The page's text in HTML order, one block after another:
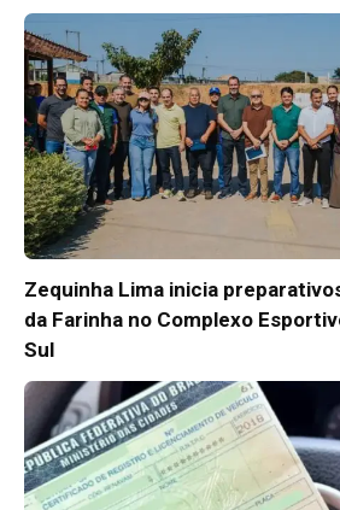
Zequinha Lima inicia
da Farinha no Complexo
Sul